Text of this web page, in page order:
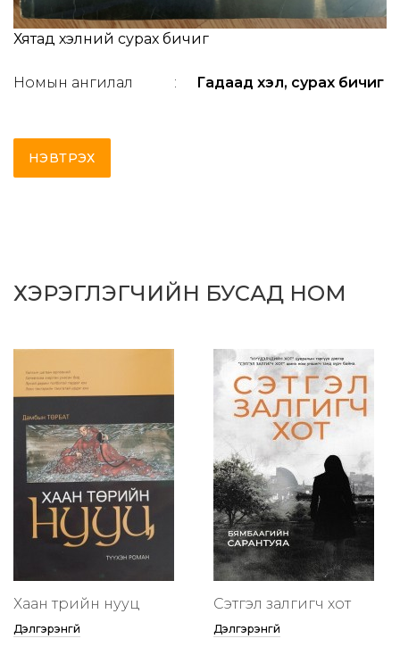
Хятад хэлний сурах бичиг
Номын ангилал : Гадаад хэл, сурах бичиг
НЭВТРЭХ
ХЭРЭГЛЭГЧИЙН БУСАД НОМ
Хаан төрийн нууц
Дэлгэрэнгүй
Сэтгэл залгигч хот
Дэлгэрэнгүй